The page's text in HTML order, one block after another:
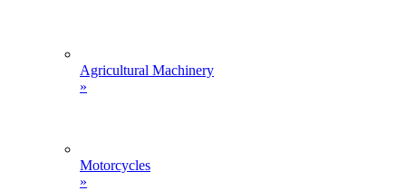
Agricultural Machinery
»
Motorcycles
»